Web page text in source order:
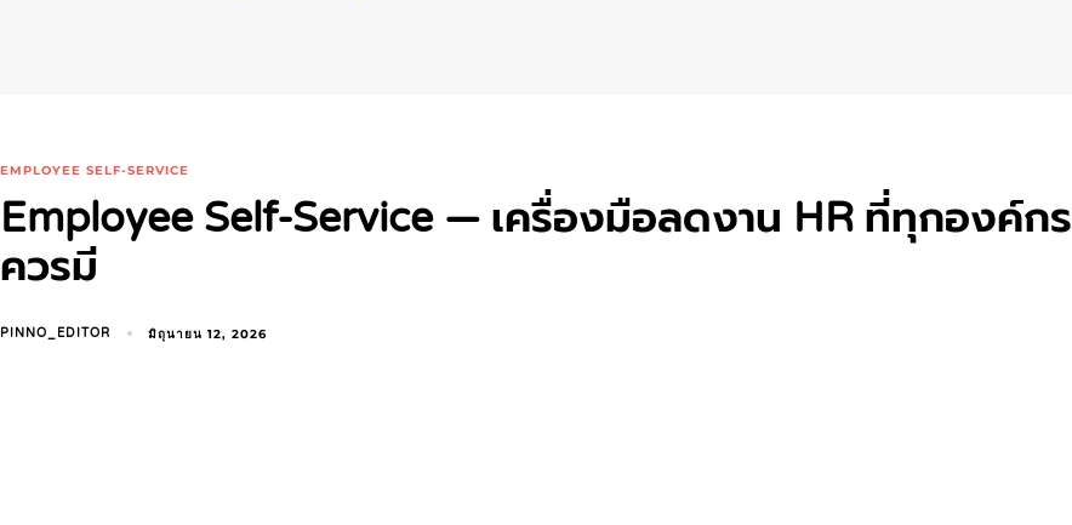
EMPLOYEE SELF-SERVICE
Employee Self-Service — เครื่องมือลดงาน HR ที่ทุกองค์กร
ควรมี
PINNO_EDITOR มิถุนายน 12, 2026